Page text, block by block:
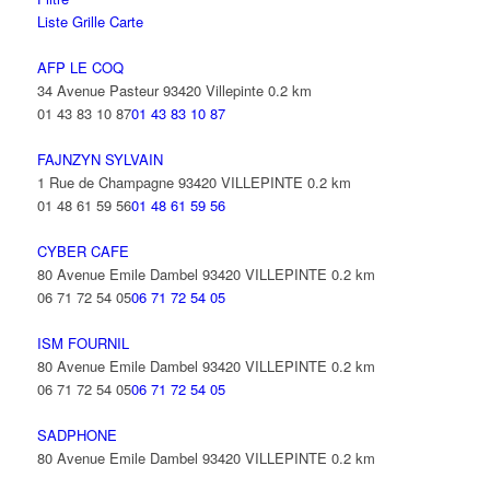
Liste Grille Carte
AFP LE COQ
34 Avenue Pasteur 93420 Villepinte 0.2 km
01 43 83 10 8701 43 83 10 87
FAJNZYN SYLVAIN
1 Rue de Champagne 93420 VILLEPINTE 0.2 km
01 48 61 59 5601 48 61 59 56
CYBER CAFE
80 Avenue Emile Dambel 93420 VILLEPINTE 0.2 km
06 71 72 54 0506 71 72 54 05
ISM FOURNIL
80 Avenue Emile Dambel 93420 VILLEPINTE 0.2 km
06 71 72 54 0506 71 72 54 05
SADPHONE
80 Avenue Emile Dambel 93420 VILLEPINTE 0.2 km